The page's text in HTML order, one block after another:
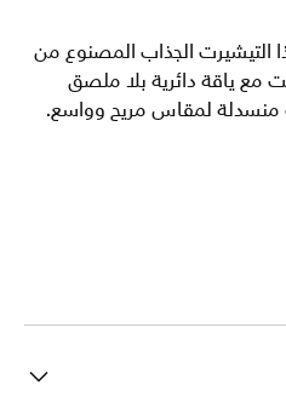
التيشيرت الجذاب المصنوع من
مع ياقة دائرية بلا ملصق
منسدلة لمقاس مريح وواسع.